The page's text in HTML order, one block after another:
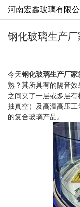
河南宏鑫玻璃有限公
钢化玻璃生产
今天钢化玻璃生产厂家
熟？其所具有的隔音效
之间夹了一层或多层
抽真空）及高温高压
的复合玻璃产品。